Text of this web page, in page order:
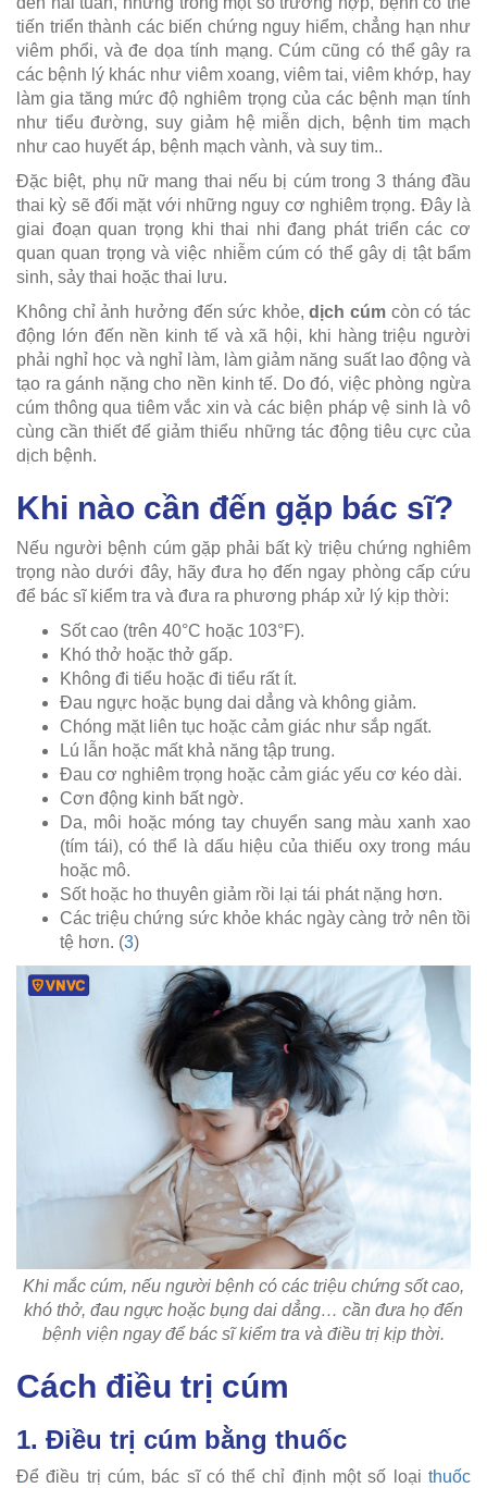
tiến triển thành các biến chứng nguy hiểm, chẳng hạn như
viêm phổi, và đe dọa tính mạng. Cúm cũng có thể gây ra
các bệnh lý khác như viêm xoang, viêm tai, viêm khớp, hay
làm gia tăng mức độ nghiêm trọng của các bệnh mạn tính
như tiểu đường, suy giảm hệ miễn dịch, bệnh tim mạch
như cao huyết áp, bệnh mạch vành, và suy tim..
Đặc biệt, phụ nữ mang thai nếu bị cúm trong 3 tháng đầu
thai kỳ sẽ đối mặt với những nguy cơ nghiêm trọng. Đây là
giai đoạn quan trọng khi thai nhi đang phát triển các cơ
quan quan trọng và việc nhiễm cúm có thể gây dị tật bẩm
sinh, sảy thai hoặc thai lưu.
Không chỉ ảnh hưởng đến sức khỏe,dịch cúm còn có tác
động lớn đến nền kinh tế và xã hội, khi hàng triệu người
phải nghỉ học và nghỉ làm, làm giảm năng suất lao động và
tạo ra gánh nặng cho nền kinh tế. Do đó, việc phòng ngừa
cúm thông qua tiêm vắc xin và các biện pháp vệ sinh là vô
cùng cần thiết để giảm thiểu những tác động tiêu cực của
dịch bệnh.
Khi nào cần đến gặp bác sĩ?
Nếu người bệnh cúm gặp phải bất kỳ triệu chứng nghiêm
trọng nào dưới đây, hãy đưa họ đến ngay phòng cấp cứu
để bác sĩ kiểm tra và đưa ra phương pháp xử lý kịp thời:
Sốt cao (trên 40°C hoặc 103°F).
Khó thở hoặc thở gấp.
Không đi tiểu hoặc đi tiểu rất ít.
Đau ngực hoặc bụng dai dẳng và không giảm.
Chóng mặt liên tục hoặc cảm giác như sắp ngất.
Lú lẫn hoặc mất khả năng tập trung.
Đau cơ nghiêm trọng hoặc cảm giác yếu cơ kéo dài.
Cơn động kinh bất ngờ.
Da, môi hoặc móng tay chuyển sang màu xanh xao
(tím tái), có thể là dấu hiệu của thiếu oxy trong máu
hoặc mô.
Sốt hoặc ho thuyên giảm rồi lại tái phát nặng hơn.
Các triệu chứng sức khỏe khác ngày càng trở nên tồi
tệ hơn. (3)
Khi mắc cúm, nếu người bệnh có các triệu chứng sốt cao,
khó thở, đau ngực hoặc bụng dai dẳng… cần đưa họ đến
bệnh viện ngay để bác sĩ kiểm tra và điều trị kịp thời.
Cách điều trị cúm
1. Điều trị cúm bằng thuốc
Để điều trị cúm, bác sĩ có thể chỉ định một số loại thuốc